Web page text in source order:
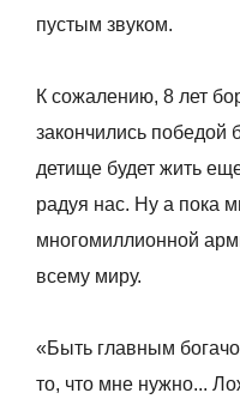
пустым звуком.
К сожалению, 8 лет
закончились победой
детище будет жить
радуя нас. Ну а пока
многомиллионной
всему миру.
«Быть главным
то, что мне нужно...